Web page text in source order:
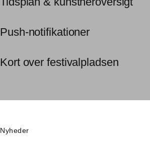
Push-notifikationer
Kort over festivalpladsen
Nyheder